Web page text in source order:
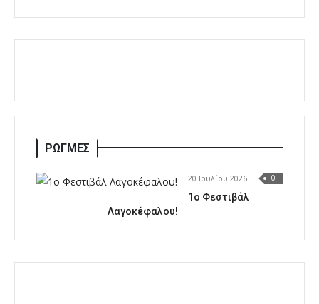
ΡΩΓΜΕΣ
20 Ιουλίου 2026 0
1o Φεστιβάλ
Λαγοκέφαλου!